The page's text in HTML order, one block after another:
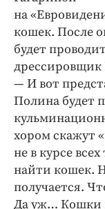
на
кошек. После
будет
дрессировщик
— И вот
Полина будет
хором скажут
не в курсе
найти кошек.
получается.
Да уж… Кошки